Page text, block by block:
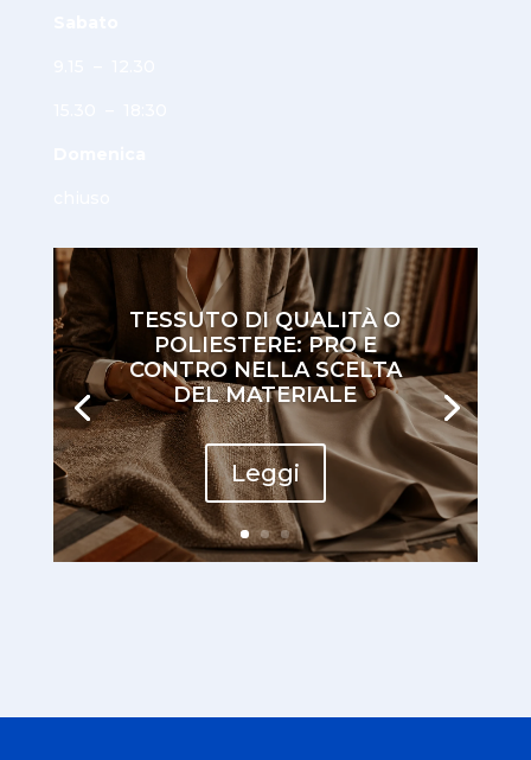
TESSUTO DI QUALITÀ O
POLIESTERE: PRO E
CONTRO NELLA SCELTA
DEL MATERIALE
Leggi